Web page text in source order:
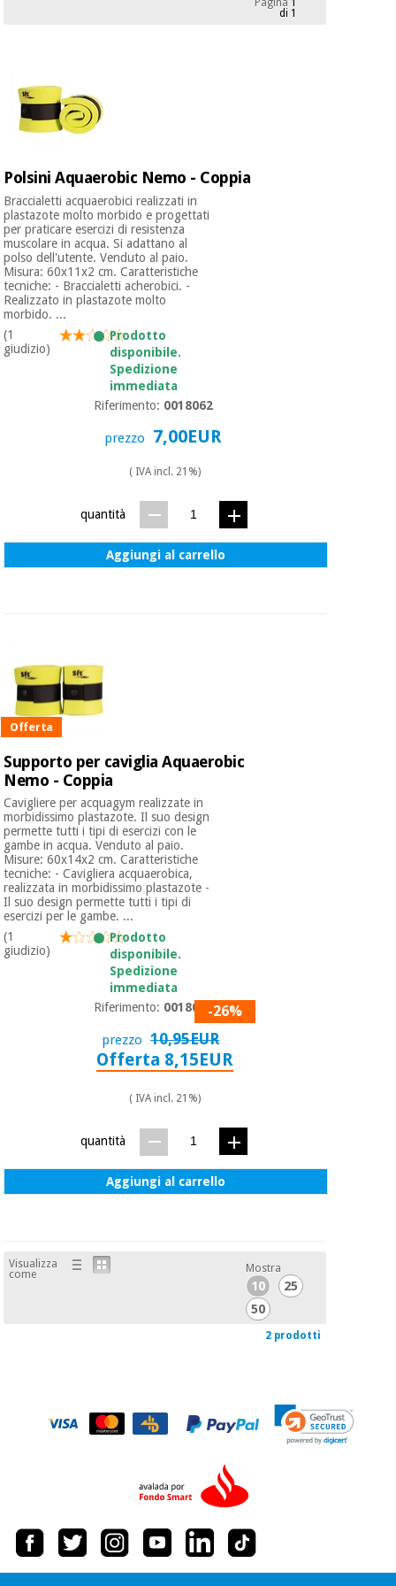
Outlet
Fisaude
Tech
Academy
cinese
Mobili
Armadi
terapeutici
Materiale
essenziale
per la
protezione
dei
coronavirus
Strumenti
chirurgici
(liquidazione)
Offerte
Outlet
Fisaude
Tech
mediche
cinese
Mobili
clinici
Armadi
terapeutici
fitness e
pilates
Armadi
sanitari
Veterinario
Ortopedia
Strumenti
chirurgici
(liquidazione)
Pagina 1
di 1
Polsini Aquaerobic Nemo - Coppia
Braccialetti acquaerobici realizzati in
plastazote molto morbido e progettati
per praticare esercizi di resistenza
muscolare in acqua. Si adattano al
polso dell'utente. Venduto al paio.
Misura: 60x11x2 cm. Caratteristiche
tecniche: - Braccialetti acherobici. -
Realizzato in plastazote molto
morbido. ...
(1
giudizio)
Prodotto
disponibile.
Spedizione
immediata
Riferimento: 0018062
prezzo 7,00EUR
( IVA incl. 21%)
quantità
Aggiungi al carrello
Offerta
Supporto per caviglia Aquaerobic
Nemo - Coppia
Cavigliere per acquagym realizzate in
morbidissimo plastazote. Il suo design
permette tutti i tipi di esercizi con le
gambe in acqua. Venduto al paio.
Misure: 60x14x2 cm. Caratteristiche
tecniche: - Cavigliera acquaerobica,
realizzata in morbidissimo plastazote -
Il suo design permette tutti i tipi di
esercizi per le gambe. ...
(1
giudizio)
Prodotto
disponibile.
Spedizione
immediata
Riferimento: 0018072-26%
prezzo 10,95EUR
Offerta 8,15EUR
( IVA incl. 21%)
quantità
Aggiungi al carrello
Visualizza
come
Mostra
10
25
50
2 prodotti